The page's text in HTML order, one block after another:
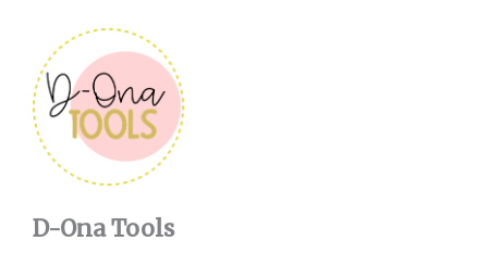
D-Ona Tools